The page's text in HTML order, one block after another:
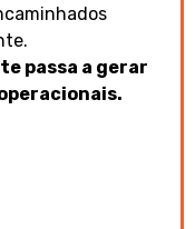
passa a gerar